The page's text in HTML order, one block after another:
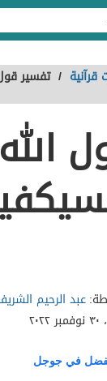
قرآنية / تفسير
الله
عبد الرحيم
في جوجل